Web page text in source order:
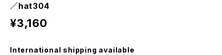
／hat304
¥3,160
International shipping available